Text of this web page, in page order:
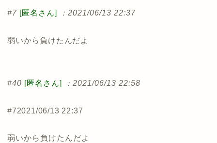
#7 [匿名さん] ：2021/06/13 22:37
弱いから負けたんだよ
#40 [匿名さん] ：2021/06/13 22:58
#72021/06/13 22:37
弱いから負けたんだよ